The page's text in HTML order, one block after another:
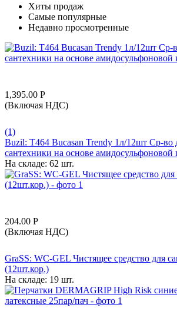
Хиты продаж
Самые популярные
Недавно просмотренные
1,395.00 Р
(Включая НДС)
(1)
Buzil: T464 Bucasan Trendy 1л/12шт Ср-во
сантехники на основе амидосульфоновой
На складе: 62 шт.
204.00 Р
(Включая НДС)
GraSS: WC-GEL Чистящее средство для
(12шт.кор.)
На складе: 19 шт.